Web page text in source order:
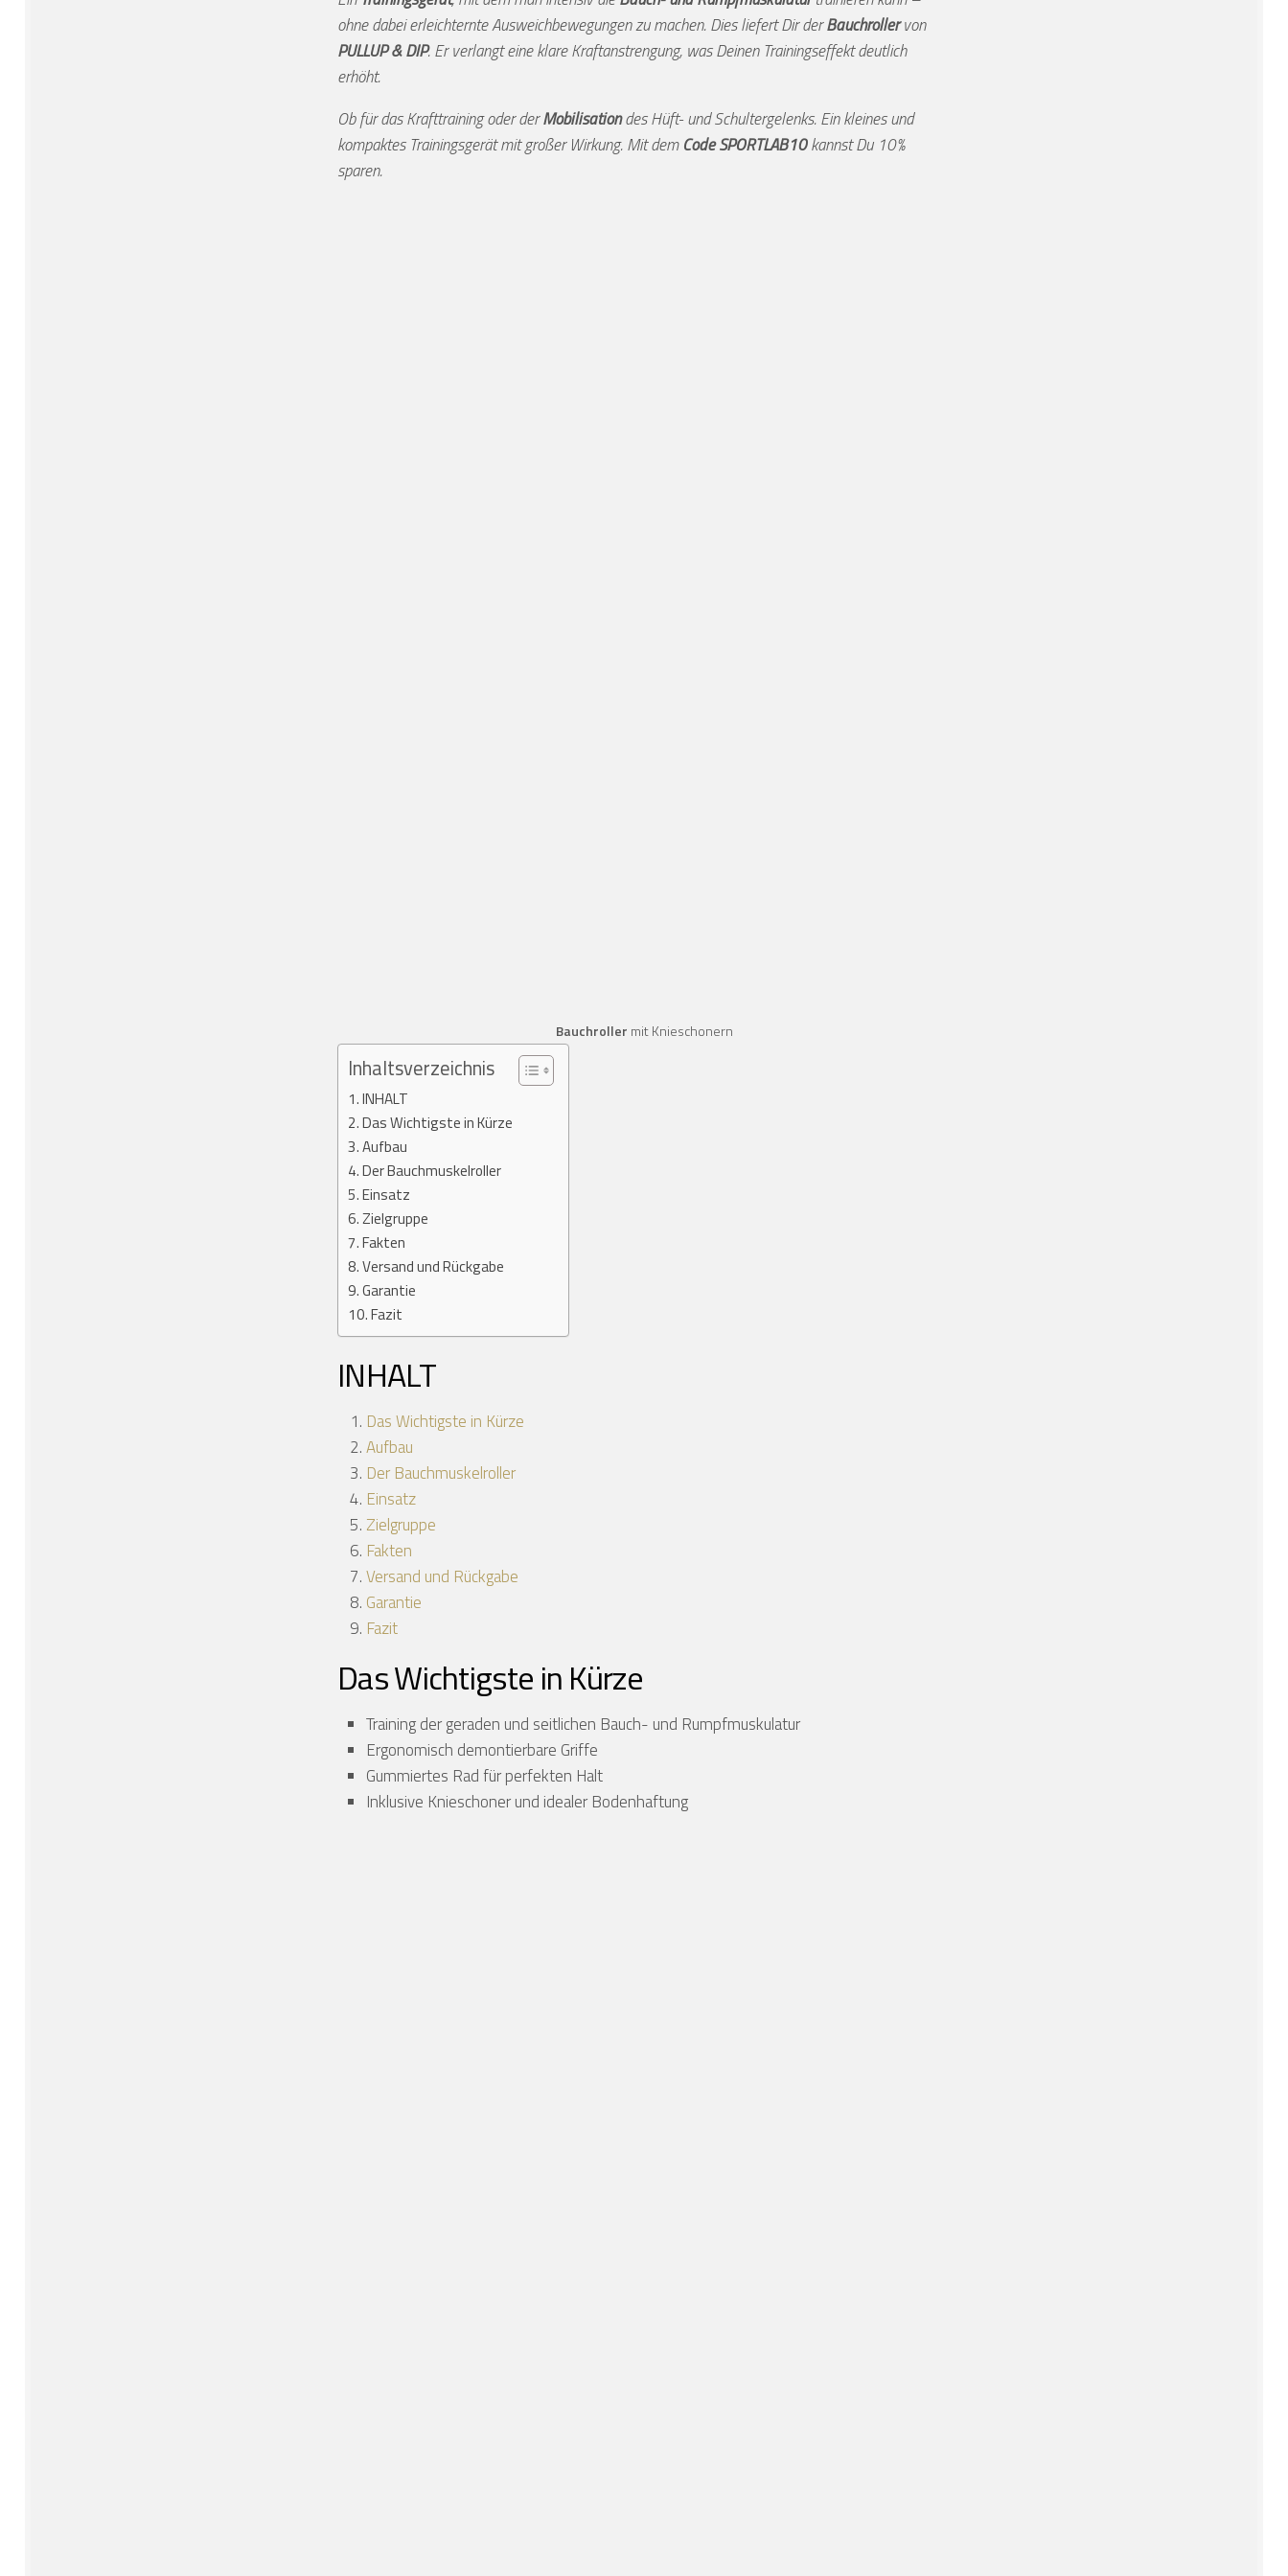
ohne dabei erleichternte Ausweichbewegungen zu machen. Dies liefert Dir derBauchrollervon
PULLUP & DIP. Er verlangt eine klare Kraftanstrengung, was Deinen Trainingseffekt deutlich
erhöht.
Ob für das Krafttraining oder derMobilisationdes Hüft- und Schultergelenks. Ein kleines und
kompaktes Trainingsgerät mit großer Wirkung. Mit demCode SPORTLAB10kannst Du 10%
sparen.
Bauchroller mit Knieschonern
Inhaltsverzeichnis
INHALT
Das Wichtigste in Kürze
Aufbau
Der Bauchmuskelroller
Einsatz
Zielgruppe
Fakten
Versand und Rückgabe
Garantie
Fazit
INHALT
Das Wichtigste in Kürze
Aufbau
Der Bauchmuskelroller
Einsatz
Zielgruppe
Fakten
Versand und Rückgabe
Garantie
Fazit
Das Wichtigste in Kürze
Training der geraden und seitlichen Bauch- und Rumpfmuskulatur
Ergonomisch demontierbare Griffe
Gummiertes Rad für perfekten Halt
Inklusive Knieschoner und idealer Bodenhaftung